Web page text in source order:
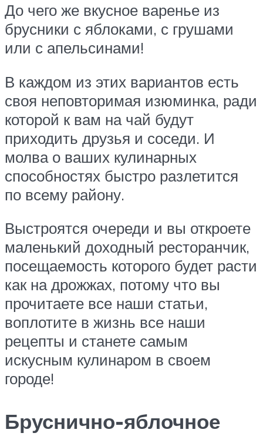
До чего же вкусное варенье из
брусники с яблоками, с грушами
или с апельсинами!
В каждом из этих вариантов есть
своя неповторимая изюминка, ради
которой к вам на чай будут
приходить друзья и соседи. И
молва о ваших кулинарных
способностях быстро разлетится
по всему району.
Выстроятся очереди и вы откроете
маленький доходный ресторанчик,
посещаемость которого будет расти
как на дрожжах, потому что вы
прочитаете все наши статьи,
воплотите в жизнь все наши
рецепты и станете самым
искусным кулинаром в своем
городе!
Бруснично-яблочное